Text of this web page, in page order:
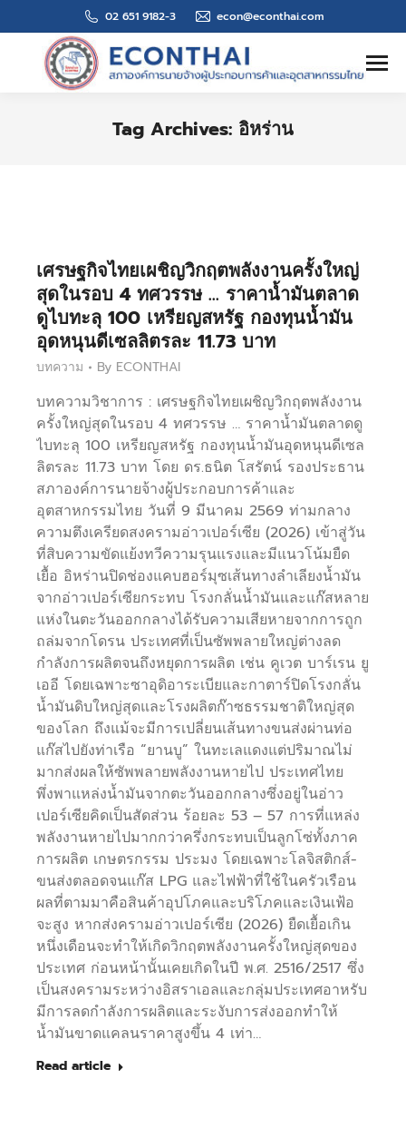
02 651 9182-3 econ@econthai.com
Search:
Tag Archives: อิหร่าน
เศรษฐกิจไทยเผชิญวิกฤตพลังงานครั้งใหญ่
สุดในรอบ 4 ทศวรรษ … ราคาน้ำมันตลาด
ดูไบทะลุ 100 เหรียญสหรัฐ กองทุนน้ำมัน
อุดหนุนดีเซลลิตรละ 11.73 บาท
บทความ By ECONTHAI
บทความวิชาการ : เศรษฐกิจไทยเผชิญวิกฤตพลังงาน
ครั้งใหญ่สุดในรอบ 4 ทศวรรษ … ราคาน้ำมันตลาดดู
ไบทะลุ 100 เหรียญสหรัฐ กองทุนน้ำมันอุดหนุนดีเซล
ลิตรละ 11.73 บาท โดย ดร.ธนิต โสรัตน์ รองประธาน
สภาองค์การนายจ้างผู้ประกอบการค้าและ
อุตสาหกรรมไทย วันที่ 9 มีนาคม 2569 ท่ามกลาง
ความตึงเครียดสงครามอ่าวเปอร์เซีย (2026) เข้าสู่วัน
ที่สิบความขัดแย้งทวีความรุนแรงและมีแนวโน้มยืด
เยื้อ อิหร่านปิดช่องแคบฮอร์มุซเส้นทางลำเลียงน้ำมัน
จากอ่าวเปอร์เซียกระทบ โรงกลั่นน้ำมันและแก๊สหลาย
แห่งในตะวันออกกลางได้รับความเสียหายจากการถูก
ถล่มจากโดรน ประเทศที่เป็นซัพพลายใหญ่ต่างลด
กำลังการผลิตจนถึงหยุดการผลิต เช่น คูเวต บาร์เรน ยู
เออี โดยเฉพาะซาอุดิอาระเบียและกาตาร์ปิดโรงกลั่น
น้ำมันดิบใหญ่สุดและโรงผลิตก๊าซธรรมชาติใหญ่สุด
ของโลก ถึงแม้จะมีการเปลี่ยนเส้นทางขนส่งผ่านท่อ
แก๊สไปยังท่าเรือ “ยานบู” ในทะเลแดงแต่ปริมาณไม่
มากส่งผลให้ซัพพลายพลังงานหายไป ประเทศไทย
พึ่งพาแหล่งน้ำมันจากตะวันออกกลางซึ่งอยู่ในอ่าว
เปอร์เซียคิดเป็นสัดส่วน ร้อยละ 53 – 57 การที่แหล่ง
พลังงานหายไปมากกว่าครึ่งกระทบเป็นลูกโซ่ทั้งภาค
การผลิต เกษตรกรรม ประมง โดยเฉพาะโลจิสติกส์-
ขนส่งตลอดจนแก๊ส LPG และไฟฟ้าที่ใช้ในครัวเรือน
ผลที่ตามมาคือสินค้าอุปโภคและบริโภคและเงินเฟ้อ
จะสูง หากส่งครามอ่าวเปอร์เซีย (2026) ยืดเยื้อเกิน
หนึ่งเดือนจะทำให้เกิดวิกฤตพลังงานครั้งใหญ่สุดของ
ประเทศ ก่อนหน้านั้นเคยเกิดในปี พ.ศ. 2516/2517 ซึ่ง
เป็นสงครามระหว่างอิสราเอลและกลุ่มประเทศอาหรับ
มีการลดกำลังการผลิตและระงับการส่งออกทำให้
น้ำมันขาดแคลนราคาสูงขึ้น 4 เท่า…
Read article